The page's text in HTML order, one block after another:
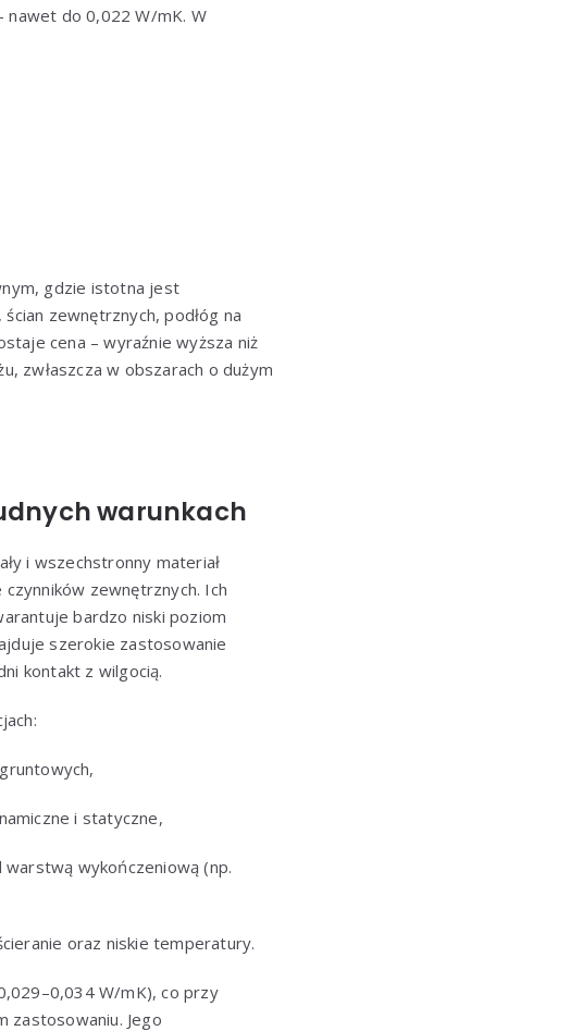
nawet do 0,022 W/mK. W
gdzie istotna jest
zewnętrznych, podłóg na
cena – wyraźnie wyższa niż
zwłaszcza w obszarach o dużym
warunkach
i wszechstronny materiał
czynników zewnętrznych. Ich
bardzo niski poziom
szerokie zastosowanie
kontakt z wilgocią.
i statyczne,
wykończeniową (np.
oraz niskie temperatury.
W/mK), co przy
zastosowaniu. Jego